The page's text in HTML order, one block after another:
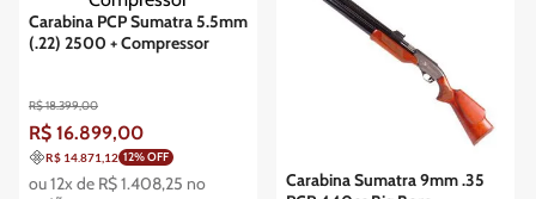
Carabina PCP Sumatra 5.5mm
(.22) 2500 + Compressor
R$18.399,00
R$ 16.899,00
R$ 14.871,12 12% OFF
ou12x de R$1.408,25 no
Carabina Sumatra 9mm .35